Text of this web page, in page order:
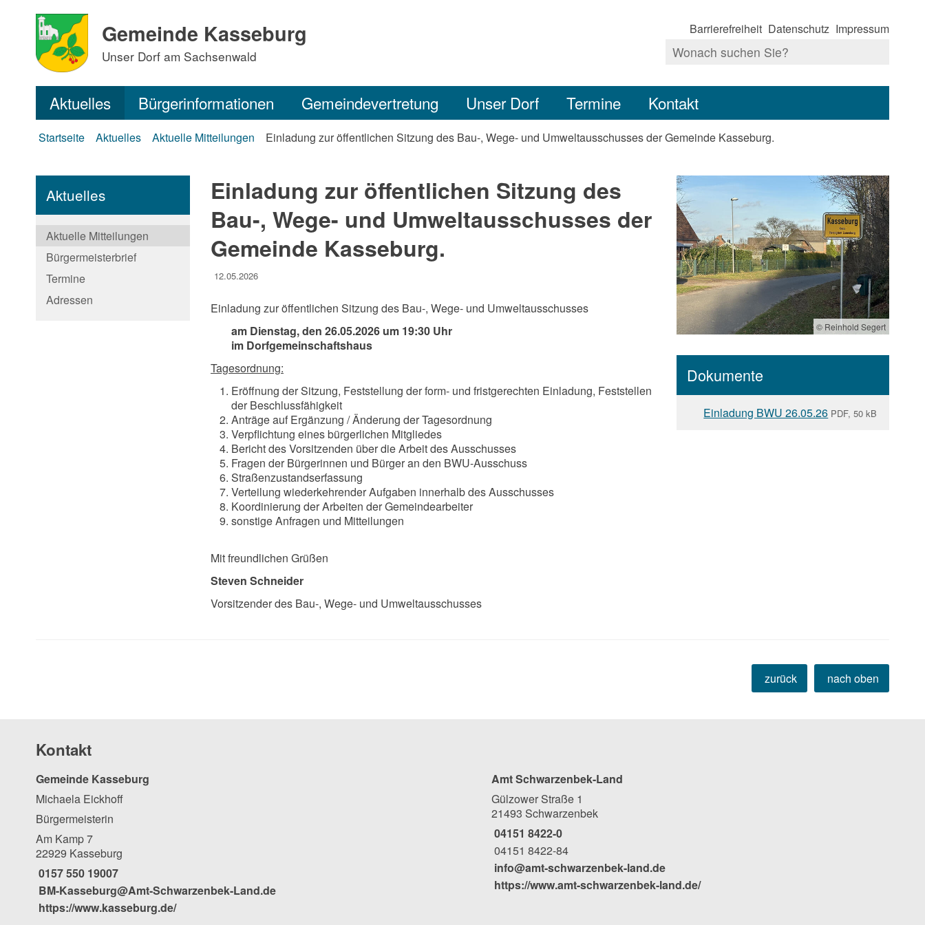
Gemeinde Kasseburg
Unser Dorf am Sachsenwald
Barrierefreiheit Datenschutz Impressum
Aktuelles Bürgerinformationen Gemeindevertretung Unser Dorf Termine Kontakt
Startseite Aktuelles Aktuelle Mitteilungen Einladung zur öffentlichen Sitzung des Bau-, Wege- und Umweltausschusses der Gemeinde Kasseburg.
Aktuelles
Aktuelle Mitteilungen
Bürgermeisterbrief
Termine
Adressen
Einladung zur öffentlichen Sitzung des
Bau-, Wege- und Umweltausschusses der
Gemeinde Kasseburg.
12.05.2026
Einladung zur öffentlichen Sitzung des Bau-, Wege- und Umweltausschusses
am Dienstag, den 26.05.2026 um 19:30 Uhr
im Dorfgemeinschaftshaus
Tagesordnung:
Eröffnung der Sitzung, Feststellung der form- und fristgerechten Einladung, Feststellen
der Beschlussfähigkeit
Anträge auf Ergänzung / Änderung der Tagesordnung
Verpflichtung eines bürgerlichen Mitgliedes
Bericht des Vorsitzenden über die Arbeit des Ausschusses
Fragen der Bürgerinnen und Bürger an den BWU-Ausschuss
Straßenzustandserfassung
Verteilung wiederkehrender Aufgaben innerhalb des Ausschusses
Koordinierung der Arbeiten der Gemeindearbeiter
sonstige Anfragen und Mitteilungen
Mit freundlichen Grüßen
Steven Schneider
Vorsitzender des Bau-, Wege- und Umweltausschusses
© Reinhold Segert
Dokumente
Einladung BWU 26.05.26 PDF, 50 kB
zurück nach oben
Kontakt
Gemeinde Kasseburg
Michaela Eickhoff
Bürgermeisterin
Am Kamp 7
22929 Kasseburg
0157 550 19007
BM-Kasseburg@Amt-Schwarzenbek-Land.de
https://www.kasseburg.de/
Amt Schwarzenbek-Land
Gülzower Straße 1
21493 Schwarzenbek
04151 8422-0
04151 8422-84
info@amt-schwarzenbek-land.de
https://www.amt-schwarzenbek-land.de/